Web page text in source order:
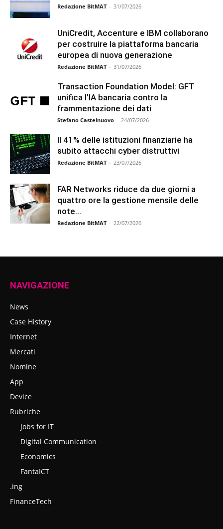
Redazione BitMAT - 31/07/2026
UniCredit, Accenture e IBM collaborano
per costruire la piattaforma bancaria
europea di nuova generazione
Redazione BitMAT - 31/07/2026
Transaction Foundation Model: GFT
unifica l’IA bancaria contro la
frammentazione dei dati
Stefano Castelnuovo - 24/07/2026
Il 41% delle istituzioni finanziarie ha
subito attacchi cyber distruttivi
Redazione BitMAT - 23/07/2026
FAR Networks riduce da due giorni a
quattro ore la gestione mensile delle
note...
Redazione BitMAT - 22/07/2026
NAVIGAZIONE
News
Case History
Internet
Mercati
Nomine
App
Device
Rubriche
Jobs for IT
Digital Communication
Economics
FantaICT
.ing
FinanceTech